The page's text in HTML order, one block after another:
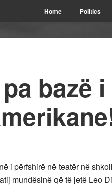
Home Politics
bazë
i përfshirë në teatër në
mundësinë që të jetë Leo